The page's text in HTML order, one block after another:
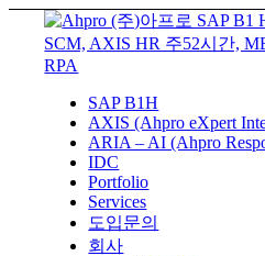
SAP B1H
AXIS (Ahpro eXpert
ARIA – AI (Ahpro
IDC
Portfolio
Services
도입문의
회사